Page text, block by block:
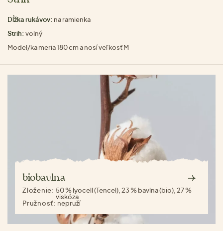
Dĺžka rukávov: na ramienka
Strih: volný
Model/ka meria 180 cm a nosí veľkosť M
biobavlna
Zloženie: 50 % lyocell (Tencel), 23 % bavlna (bio), 27 %
viskóza
Pružnosť: nepruží